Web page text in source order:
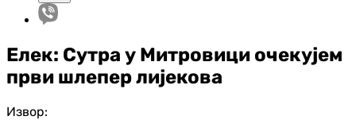
Елек: Сутра у Митровици очекујем
први шлепер лијекова
Извор: